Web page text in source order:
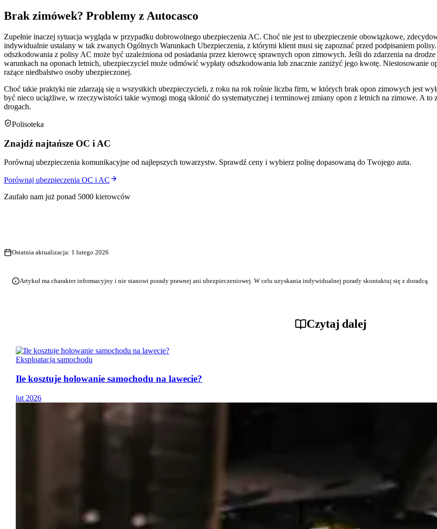
Brak zimówek? Problemy z Autocasco
Zupełnie inaczej sytuacja wygląda w przypadku dobrowolnego ubezpieczenia AC. Choć nie jest to ubezpieczenie obowiązkowe,
indywidualnie ustalany w tak zwanych Ogólnych Warunkach Ubezpieczenia, z którymi klient musi się zapoznać przed podpisaniem
odszkodowania z polisy AC może być uzależniona od posiadania przez kierowcę sprawnych opon zimowych. Jeśli do zdarzenia na
warunkach na oponach letnich, ubezpieczyciel może odmówić wypłaty odszkodowania lub znacznie zaniżyć jego kwotę. Niestosowanie
rażące niedbalstwo osoby ubezpieczonej.
Choć takie praktyki nie zdarzają się u wszystkich ubezpieczycieli, z roku na rok rośnie liczba firm, w których brak opon zimowych jest
być nieco uciążliwe, w rzeczywistości takie wymogi mogą skłonić do systematycznej i terminowej zmiany opon z letnich na zimowe. A to
drogach.
Polisoteka
Znajdź najtańsze OC i AC
Porównaj ubezpieczenia komunikacyjne od najlepszych towarzystw. Sprawdź ceny i wybierz polisę dopasowaną do Twojego auta.
Porównaj ubezpieczenia OC i AC
Zaufało nam już ponad 5000 kierowców
Ostatnia aktualizacja: 1 lutego 2026
Artykuł ma charakter informacyjny i nie stanowi porady prawnej ani ubezpieczeniowej. W celu uzyskania indywidualnej porady skontaktuj się z doradcą.
Czytaj dalej
Eksploatacja samochodu
Ile kosztuje holowanie samochodu na lawecie?
lut 2026